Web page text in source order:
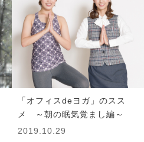
「オフィスdeヨガ」のスス
メ ～朝の眠気覚まし編～
2019.10.29